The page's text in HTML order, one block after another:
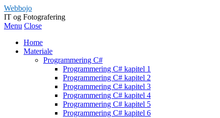
Webbojo
IT og Fotografering
Menu Close
Home
Materiale
Programmering C#
Programmering C# kapitel 1
Programmering C# kapitel 2
Programmering C# kapitel 3
Programmering C# kapitel 4
Programmering C# kapitel 5
Programmering C# kapitel 6